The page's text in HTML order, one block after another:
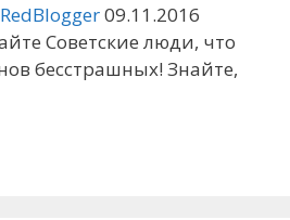
RedBlogger09.11.2016
Советские люди, что
бесстрашных! Знайте,